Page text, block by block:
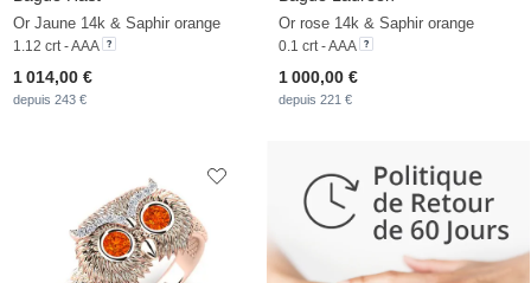
Or Jaune 14k & Saphir orange
1.12 crt - AAA
1 014,00 €
depuis 243 €
Or rose 14k & Saphir orange
0.1 crt - AAA
1 000,00 €
depuis 221 €